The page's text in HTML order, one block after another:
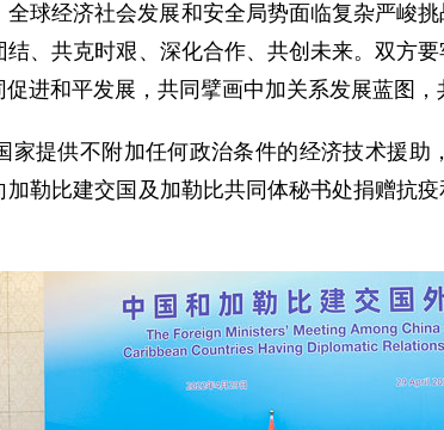
球经济社会发展和安全局势面临复杂严峻
、共克时艰、深化合作、共创未来。双方
进和平发展，共同擘画中加关系发展蓝图，
家提供不附加任何政治条件的经济技术援
勒比建交国及加勒比共同体秘书处捐赠抗